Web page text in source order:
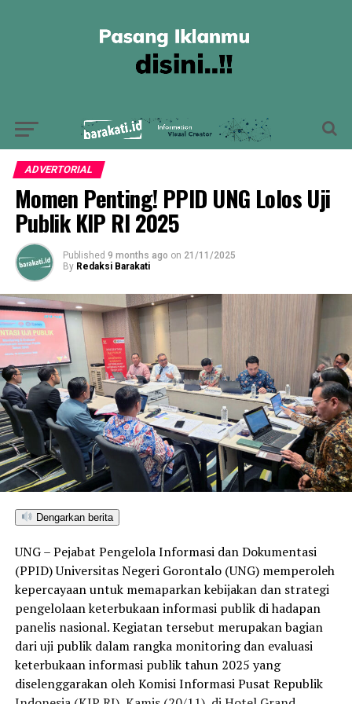
ADVERTORIAL
Momen Penting! PPID UNG Lolos Uji
Publik KIP RI 2025
Published 9 months ago on 21/11/2025
By Redaksi Barakati
Dengarkan berita
UNG – Pejabat Pengelola Informasi dan Dokumentasi
(PPID) Universitas Negeri Gorontalo (UNG) memperoleh
kepercayaan untuk memaparkan kebijakan dan strategi
pengelolaan keterbukaan informasi publik di hadapan
panelis nasional. Kegiatan tersebut merupakan bagian
dari uji publik dalam rangka monitoring dan evaluasi
keterbukaan informasi publik tahun 2025 yang
diselenggarakan oleh Komisi Informasi Pusat Republik